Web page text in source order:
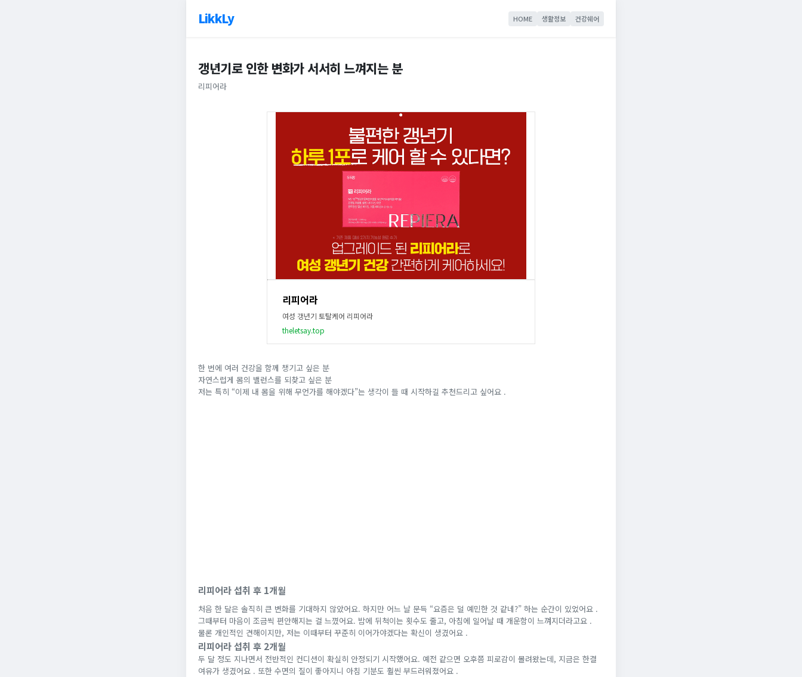
LikkLy HOME 생활정보 건강쉐어
갱년기로 인한 변화가 서서히 느껴지는 분
리피어라
리피어라
여성 갱년기 토탈케어 리피어라
theletsay.top
한 번에 여러 건강을 함께 챙기고 싶은 분
자연스럽게 몸의 밸런스를 되찾고 싶은 분
저는 특히 “이제 내 몸을 위해 무언가를 해야겠다”는 생각이 들 때 시작하길 추천드리고 싶어요 .
리피어라 섭취 후 1개월
처음 한 달은 솔직히 큰 변화를 기대하지 않았어요. 하지만 어느 날 문득 “요즘은 덜 예민한 것 같네?” 하는 순간이 있었어요 .
그때부터 마음이 조금씩 편안해지는 걸 느꼈어요. 밤에 뒤척이는 횟수도 줄고, 아침에 일어날 때 개운함이 느껴지더라고요 .
물론 개인적인 견해이지만, 저는 이때부터 꾸준히 이어가야겠다는 확신이 생겼어요 .
리피어라 섭취 후 2개월
두 달 정도 지나면서 전반적인 컨디션이 확실히 안정되기 시작했어요. 예전 같으면 오후쯤 피로감이 몰려왔는데, 지금은 한결
여유가 생겼어요 . 또한 수면의 질이 좋아지니 아침 기분도 훨씬 부드러워졌어요 .